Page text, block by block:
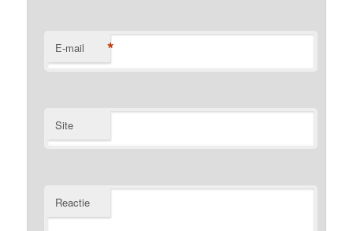
E-mail *
Site
Reactie